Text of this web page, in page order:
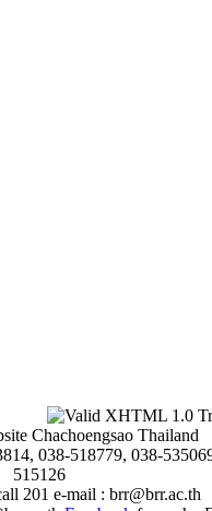
Chachoengsao Thailand
038-518779, 038-
515126
201 e-mail : brr@brr.ac.th